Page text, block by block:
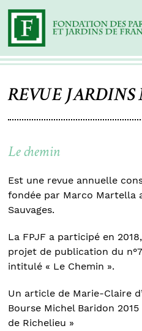
REVUE JARDINS
Le chemin
Est une revue annuelle
fondée par Marco Martella
Sauvages.
La FPJF a participé en
projet de publication du
intitulé « Le Chemin ».
Un article de Marie-Claire
Bourse Michel Baridon
de Richelieu »